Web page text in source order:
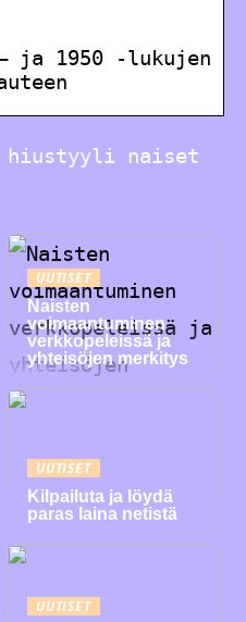
ja 1950 -lukujen
hiustyyli naiset
UUTISET
Naisten
voimaantuminen
verkkopeleissä ja
yhteisöjen merkitys
UUTISET
Kilpailuta ja löydä
paras laina netistä
UUTISET